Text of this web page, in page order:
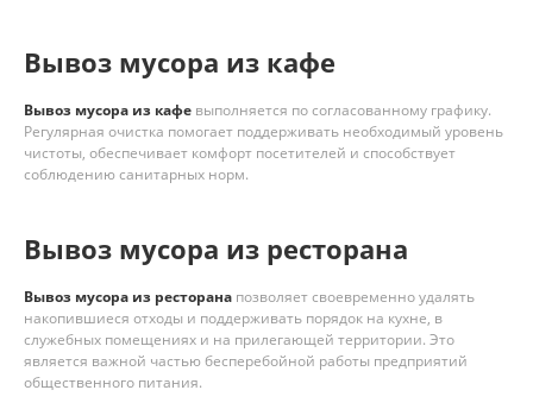
Вывоз мусора из кафе
Вывоз мусора из кафе выполняется по согласованному графику.
Регулярная очистка помогает поддерживать необходимый уровень
чистоты, обеспечивает комфорт посетителей и способствует
соблюдению санитарных норм.
Вывоз мусора из ресторана
Вывоз мусора из ресторана позволяет своевременно удалять
накопившиеся отходы и поддерживать порядок на кухне, в
служебных помещениях и на прилегающей территории. Это
является важной частью бесперебойной работы предприятий
общественного питания.